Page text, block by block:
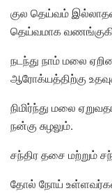
குல தெய்வம்
தெய்வமாக
நடந்து நாம் மலை
ஆரோக்யத்திற்கு
நிமிர்ந்து மலை
நன்கு சுழலும்.
சந்திர தசை மற்றும்
தோல் நோய்